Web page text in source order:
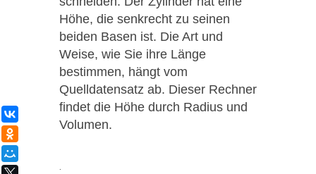
Höhe, die senkrecht zu seinen
beiden Basen ist. Die Art und
Weise, wie Sie ihre Länge
bestimmen, hängt vom
Quelldatensatz ab. Dieser Rechner
findet die Höhe durch Radius und
Volumen.
ВКонтакте